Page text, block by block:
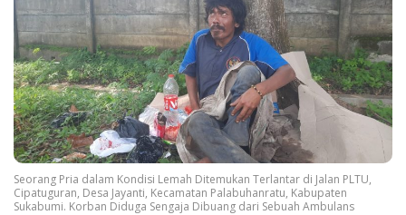
Seorang Pria dalam Kondisi Lemah Ditemukan Terlantar di Jalan PLTU,
Cipatuguran, Desa Jayanti, Kecamatan Palabuhanratu, Kabupaten
Sukabumi. Korban Diduga Sengaja Dibuang dari Sebuah Ambulans